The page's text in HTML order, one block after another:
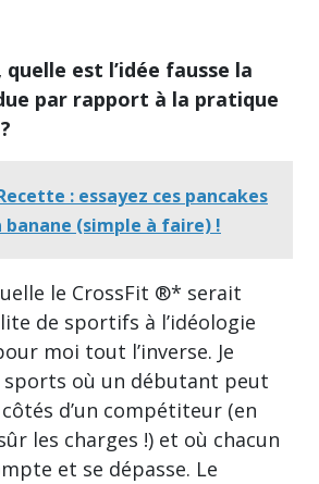
quelle est l’idée fausse la
par rapport à la pratique
: essayez ces pancakes
(simple à faire) !
le CrossFit ®* serait
de sportifs à l’idéologie
moi tout l’inverse. Je
sports où un débutant peut
d’un compétiteur (en
les charges !) et où chacun
et se dépasse. Le